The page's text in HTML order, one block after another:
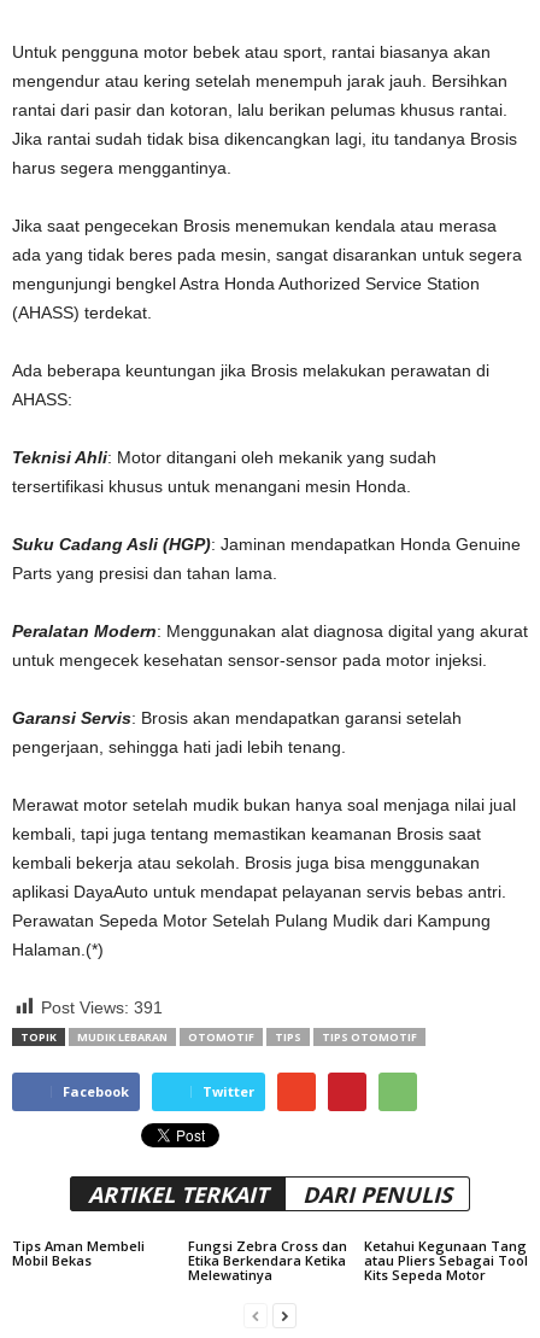
Untuk pengguna motor bebek atau sport, rantai biasanya akan
mengendur atau kering setelah menempuh jarak jauh. Bersihkan
rantai dari pasir dan kotoran, lalu berikan pelumas khusus rantai.
Jika rantai sudah tidak bisa dikencangkan lagi, itu tandanya Brosis
harus segera menggantinya.
Jika saat pengecekan Brosis menemukan kendala atau merasa
ada yang tidak beres pada mesin, sangat disarankan untuk segera
mengunjungi bengkel Astra Honda Authorized Service Station
(AHASS) terdekat.
Ada beberapa keuntungan jika Brosis melakukan perawatan di
AHASS:
Teknisi Ahli: Motor ditangani oleh mekanik yang sudah
tersertifikasi khusus untuk menangani mesin Honda.
Suku Cadang Asli (HGP): Jaminan mendapatkan Honda Genuine
Parts yang presisi dan tahan lama.
Peralatan Modern: Menggunakan alat diagnosa digital yang akurat
untuk mengecek kesehatan sensor-sensor pada motor injeksi.
Garansi Servis: Brosis akan mendapatkan garansi setelah
pengerjaan, sehingga hati jadi lebih tenang.
Merawat motor setelah mudik bukan hanya soal menjaga nilai jual
kembali, tapi juga tentang memastikan keamanan Brosis saat
kembali bekerja atau sekolah. Brosis juga bisa menggunakan
aplikasi DayaAuto untuk mendapat pelayanan servis bebas antri.
Perawatan Sepeda Motor Setelah Pulang Mudik dari Kampung
Halaman.(*)
Post Views: 391
TOPIK MUDIK LEBARAN OTOMOTIF TIPS TIPS OTOMOTIF
Facebook Twitter
ARTIKEL TERKAIT DARI PENULIS
Tips Aman Membeli
Mobil Bekas
Fungsi Zebra Cross dan
Etika Berkendara Ketika
Melewatinya
Ketahui Kegunaan Tang
atau Pliers Sebagai Tool
Kits Sepeda Motor